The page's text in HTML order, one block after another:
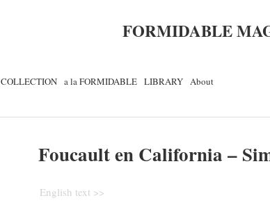
FORMIDABLE
COLLECTION a la FORMIDABLE LIBRARY About
Foucault en California –
English text >>